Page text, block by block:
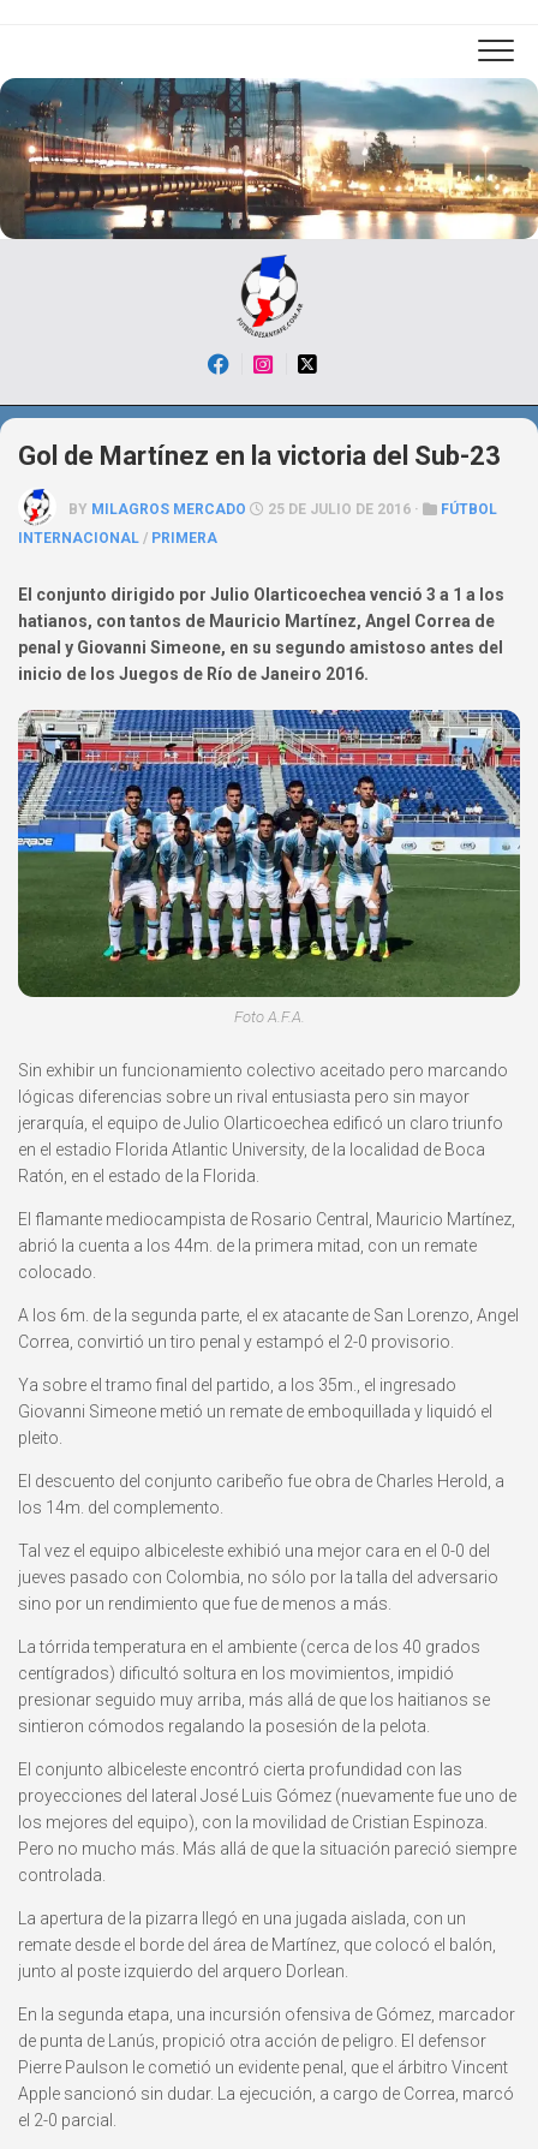
Gol de Martínez en la victoria del Sub-23
BY MILAGROS MERCADO 25 DE JULIO DE 2016 ·
FÚTBOL
INTERNACIONAL / PRIMERA
El conjunto dirigido por Julio Olarticoechea venció 3 a 1 a los
hatianos, con tantos de Mauricio Martínez, Angel Correa de
penal y Giovanni Simeone, en su segundo amistoso antes del
inicio de los Juegos de Río de Janeiro 2016.
Foto A.F.A.
Sin exhibir un funcionamiento colectivo aceitado pero marcando
lógicas diferencias sobre un rival entusiasta pero sin mayor
jerarquía, el equipo de Julio Olarticoechea edificó un claro triunfo
en el estadio Florida Atlantic University, de la localidad de Boca
Ratón, en el estado de la Florida.
El flamante mediocampista de Rosario Central, Mauricio Martínez,
abrió la cuenta a los 44m. de la primera mitad, con un remate
colocado.
A los 6m. de la segunda parte, el ex atacante de San Lorenzo, Angel
Correa, convirtió un tiro penal y estampó el 2-0 provisorio.
Ya sobre el tramo final del partido, a los 35m., el ingresado
Giovanni Simeone metió un remate de emboquillada y liquidó el
pleito.
El descuento del conjunto caribeño fue obra de Charles Herold, a
los 14m. del complemento.
Tal vez el equipo albiceleste exhibió una mejor cara en el 0-0 del
jueves pasado con Colombia, no sólo por la talla del adversario
sino por un rendimiento que fue de menos a más.
La tórrida temperatura en el ambiente (cerca de los 40 grados
centígrados) dificultó soltura en los movimientos, impidió
presionar seguido muy arriba, más allá de que los haitianos se
sintieron cómodos regalando la posesión de la pelota.
El conjunto albiceleste encontró cierta profundidad con las
proyecciones del lateral José Luis Gómez (nuevamente fue uno de
los mejores del equipo), con la movilidad de Cristian Espinoza.
Pero no mucho más. Más allá de que la situación pareció siempre
controlada.
La apertura de la pizarra llegó en una jugada aislada, con un
remate desde el borde del área de Martínez, que colocó el balón,
junto al poste izquierdo del arquero Dorlean.
En la segunda etapa, una incursión ofensiva de Gómez, marcador
de punta de Lanús, propició otra acción de peligro. El defensor
Pierre Paulson le cometió un evidente penal, que el árbitro Vincent
Apple sancionó sin dudar. La ejecución, a cargo de Correa, marcó
el 2-0 parcial.